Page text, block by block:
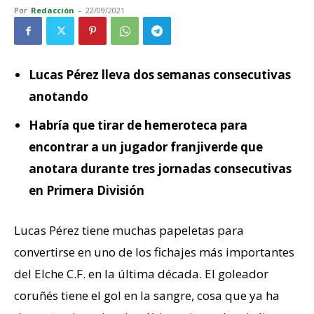
Por Redacción - 22/09/2021
Lucas Pérez lleva dos semanas consecutivas
anotando
Habría que tirar de hemeroteca para
encontrar a un jugador franjiverde que
anotara durante tres jornadas consecutivas
en Primera División
Lucas Pérez tiene muchas papeletas para
convertirse en uno de los fichajes más importantes
del Elche C.F. en la última década. El goleador
coruñés tiene el gol en la sangre, cosa que ya ha